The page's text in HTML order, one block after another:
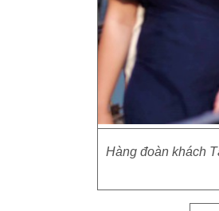
Hàng đoàn khách